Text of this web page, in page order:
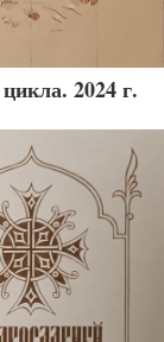
2024 г.